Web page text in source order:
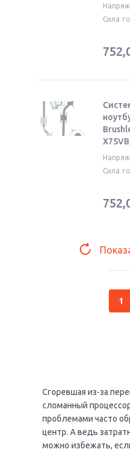
Сила
Сила
1
Сгоревшая из-за
сломанный
проблемами часто
центр. А ведь
можно избежать,